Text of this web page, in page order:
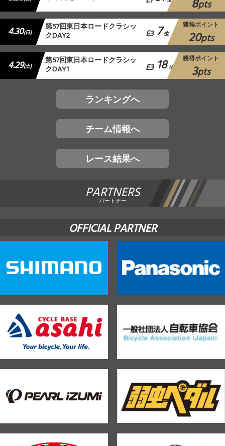
8pts
4.30(日) 第57回東日本ロードクラシッ
クDAY2 E3 7 位
獲得ポイント
20pts
4.29(土) 第57回東日本ロードクラシッ
クDAY1 E3 18 位
獲得ポイント
3pts
ランキングへ
チーム情報へ
レース結果へ
PARTNERS
パートナー
OFFICIAL PARTNER